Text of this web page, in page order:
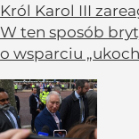
Król Karol III
W ten sposób
o wsparciu